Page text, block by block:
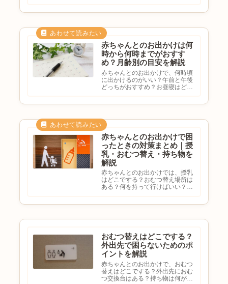
んが、月齢や体調に合わせて無
理...
赤ちゃんとのお出かけは何
時から何時までがおすす
め？月齢別の目安を解説
赤ちゃんとのお出かけで、何時頃
に出かけるのがいい？午前と午後
どっちがおすすめ？お昼寝はどう
す。この記事では、赤ちゃんとの
お...
赤ちゃんとのお出かけで困
ったときの対策まとめ｜授
乳・おむつ替え・持ち物を
解説
赤ちゃんとのお出かけでは、授乳
はどこでする？おむつ替え場所は
ある？何を持って行けばいい？急
おむつ替えはどこでする？
外出先で困らないためのポ
イントを解説
赤ちゃんとのお出かけで、おむつ
替えはどこでする？外出先におむ
つ交換台はある？持ち物は何が必